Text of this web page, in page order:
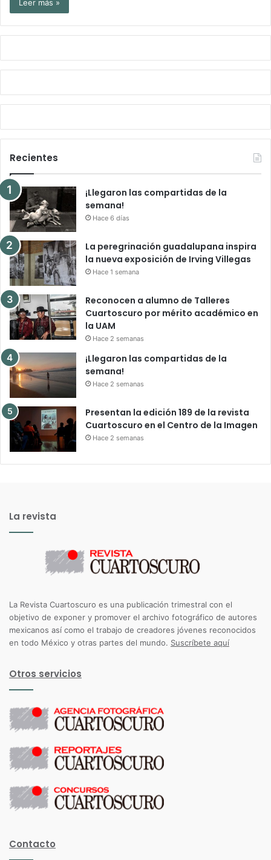
Leer más »
Recientes
¡Llegaron las compartidas de la
semana!
Hace 6 días
La peregrinación guadalupana inspira
la nueva exposición de Irving Villegas
Hace 1 semana
Reconocen a alumno de Talleres
Cuartoscuro por mérito académico en
la UAM
Hace 2 semanas
¡Llegaron las compartidas de la
semana!
Hace 2 semanas
Presentan la edición 189 de la revista
Cuartoscuro en el Centro de la Imagen
Hace 2 semanas
La revista
La Revista Cuartoscuro es una publicación trimestral con el
objetivo de exponer y promover el archivo fotográfico de autores
mexicanos así como el trabajo de creadores jóvenes reconocidos
en todo México y otras partes del mundo. Suscríbete aquí
Otros servicios
Contacto